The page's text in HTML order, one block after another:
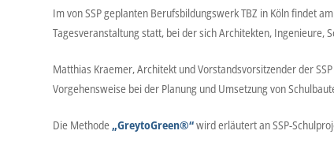
Im von SSP geplanten Berufsbildungswerk TBZ in Köln findet
Tagesveranstaltung statt, bei der sich Architekten, Ingenieure,
Matthias Kraemer, Architekt und Vorstandsvorsitzender der
Vorgehensweise bei der Planung und Umsetzung von
Die Methode„GreytoGreen®“wird erläutert an SSP-